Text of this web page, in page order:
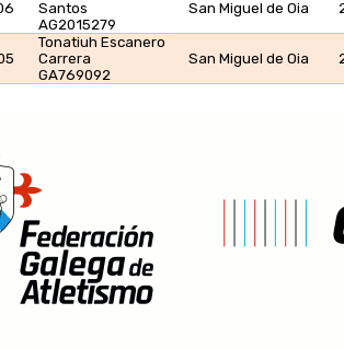
Santos
AG2015279
San Miguel de Oia
Tonatiuh Escanero
Carrera
GA769092
San Miguel de Oia